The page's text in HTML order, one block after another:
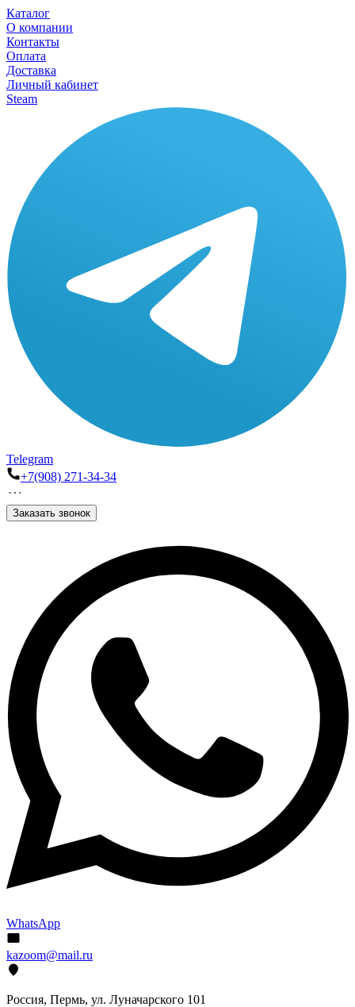
Каталог
О компании
Контакты
Оплата
Доставка
Личный кабинет
Steam
Telegram
+7(908) 271-34-34
Заказать звонок
WhatsApp
kazoom@mail.ru
Россия, Пермь, ул. Луначарского 101